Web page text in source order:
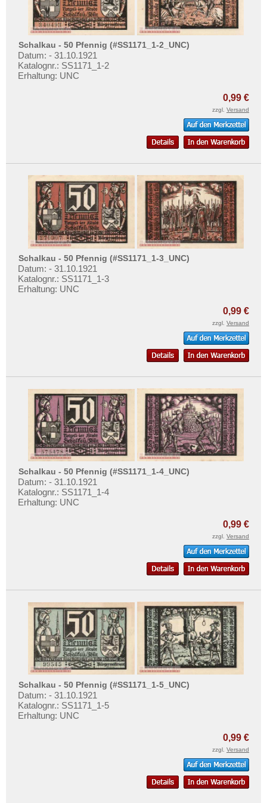
Schneidemühl
Schobüll
Schönberg
Schönecken-Wetteldorf
Schwandorf
Schwarzenberg
Schweich
Schweinfurt
Schwenningen
Schwepnitz
Sebnitz
Segeberg
Singen
Solingen
Sömmerda
Sommerfeld
Sondershausen
Sonneberg
Sorau
Spremberg
Stadtlengsfeld
Stassfurt
Stavenhagen
Steinen
Steinheim
Stellingen
Stöckheim
Stollberg
Testbanknoten
Banknotenbriefe
Kataloge
Aufbewahrung
Gutscheine
Preislisten
Ankauf
Erhaltungsgrade
Gratisbanknoten
FAQ
Mehr über...
Zahlungsbedingungen
Schalkau - 50 Pfennig (#SS1171_1-2_UNC)
Datum: - 31.10.1921
Katalognr.: SS1171_1-2
Erhaltung: UNC
0,99 €
zzgl. Versand
Schalkau - 50 Pfennig (#SS1171_1-3_UNC)
Datum: - 31.10.1921
Katalognr.: SS1171_1-3
Erhaltung: UNC
0,99 €
zzgl. Versand
Schalkau - 50 Pfennig (#SS1171_1-4_UNC)
Datum: - 31.10.1921
Katalognr.: SS1171_1-4
Erhaltung: UNC
0,99 €
zzgl. Versand
Schalkau - 50 Pfennig (#SS1171_1-5_UNC)
Datum: - 31.10.1921
Katalognr.: SS1171_1-5
Erhaltung: UNC
0,99 €
zzgl. Versand